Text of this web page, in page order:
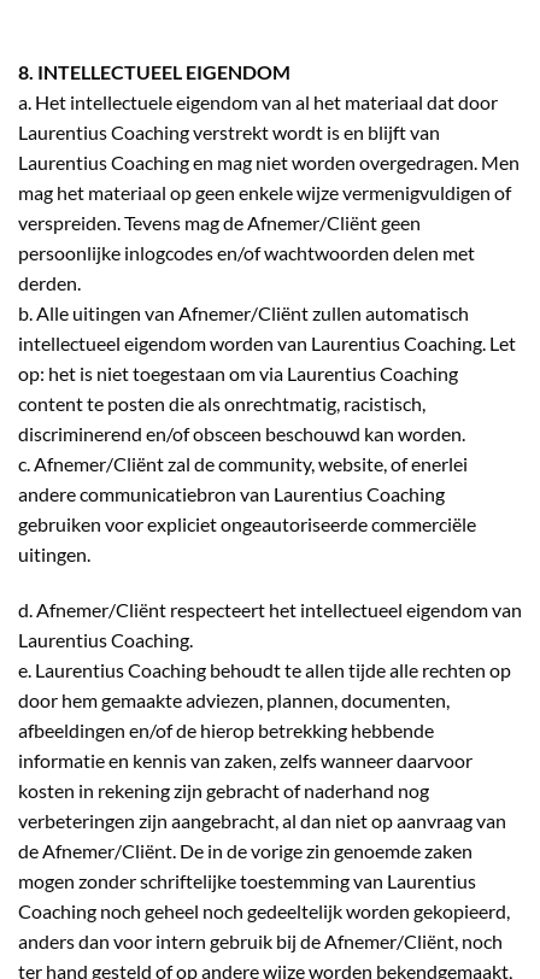
8. INTELLECTUEEL EIGENDOM
a. Het intellectuele eigendom van al het materiaal dat door
Laurentius Coaching verstrekt wordt is en blijft van
Laurentius Coaching en mag niet worden overgedragen. Men
mag het materiaal op geen enkele wijze vermenigvuldigen of
verspreiden. Tevens mag de Afnemer/Cliënt geen
persoonlijke inlogcodes en/of wachtwoorden delen met
derden.
b. Alle uitingen van Afnemer/Cliënt zullen automatisch
intellectueel eigendom worden van Laurentius Coaching. Let
op: het is niet toegestaan om via Laurentius Coaching
content te posten die als onrechtmatig, racistisch,
discriminerend en/of obsceen beschouwd kan worden.
c. Afnemer/Cliënt zal de community, website, of enerlei
andere communicatiebron van Laurentius Coaching
gebruiken voor expliciet ongeautoriseerde commerciële
uitingen.
d. Afnemer/Cliënt respecteert het intellectueel eigendom van
Laurentius Coaching.
e. Laurentius Coaching behoudt te allen tijde alle rechten op
door hem gemaakte adviezen, plannen, documenten,
afbeeldingen en/of de hierop betrekking hebbende
informatie en kennis van zaken, zelfs wanneer daarvoor
kosten in rekening zijn gebracht of naderhand nog
verbeteringen zijn aangebracht, al dan niet op aanvraag van
de Afnemer/Cliënt. De in de vorige zin genoemde zaken
mogen zonder schriftelijke toestemming van Laurentius
Coaching noch geheel noch gedeeltelijk worden gekopieerd,
anders dan voor intern gebruik bij de Afnemer/Cliënt, noch
ter hand gesteld of op andere wijze worden bekendgemaakt,